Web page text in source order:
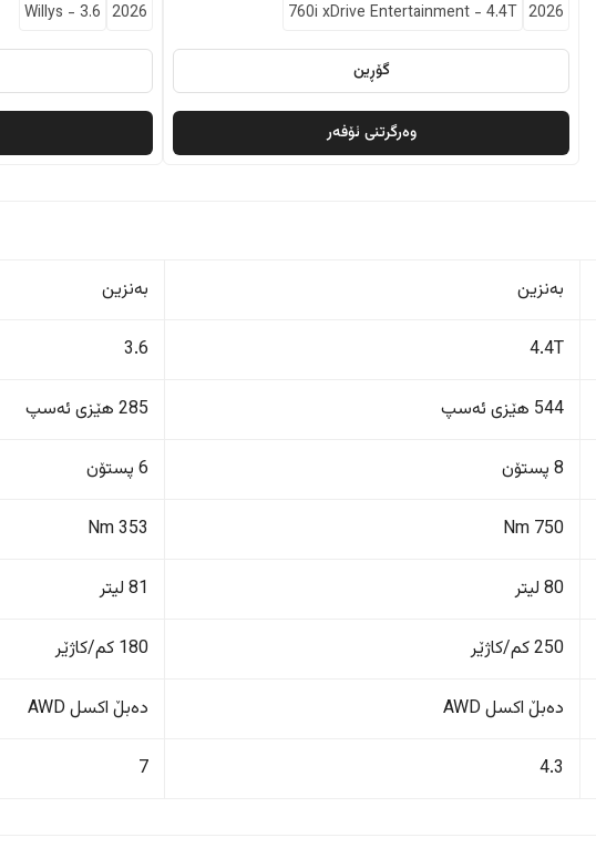
2026
760i xDrive Entertainment - 4.4T
گۆڕین
وەرگرتنی ئۆفەر
2026
Willys - 3.6
بەنزین بەنزین
4.4T
3.6
544 هێزی ئەسپ 285 هێزی ئەسپ
8 پستۆن 6 پستۆن
750 Nm
353 Nm
80 لیتر 81 لیتر
250 کم/کاژێر 180 کم/کاژێر
دەبڵ اکسل AWD دەبڵ اکسل AWD
4.3
7